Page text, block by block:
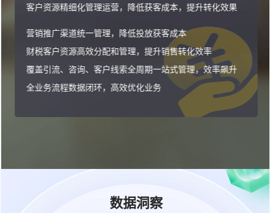
客户资源精细化管理运营，降低获客成本，提升转化效果
营销推广渠道统一管理，降低投放获客成本
财税客户资源高效分配和管理，提升销售转化效率
覆盖引流、咨询、客户线索全周期一站式管理，效率飙升
全业务流程数据闭环，高效优化业务
数据洞察